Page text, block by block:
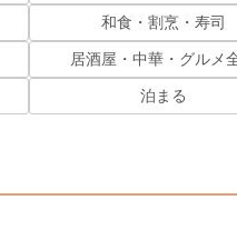
和食・割烹・寿司
居酒屋・中華・グルメ
泊まる